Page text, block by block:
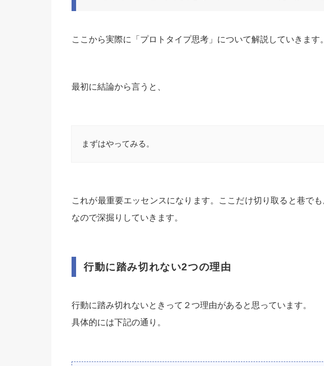
ここから実際に「プロトタイプ思考」について解説していきます。
最初に結論から言うと、
まずはやってみる。
これが最重要エッセンスになります。ここだけ切り取ると巷で
なので深掘りしていきます。
行動に踏み切れない2つの理由
行動に踏み切れないときって２つ理由があると思っています。
具体的には下記の通り。